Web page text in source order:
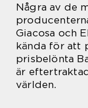
Några av de
Giacosa och
kända för att
prisbelönta
är
världen.